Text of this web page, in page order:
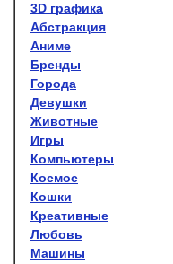
3D графика
Абстракция
Аниме
Бренды
Города
Девушки
Животные
Игры
Компьютеры
Космос
Кошки
Креативные
Любовь
Машины